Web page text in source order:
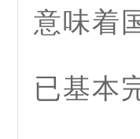
意味着
已基本